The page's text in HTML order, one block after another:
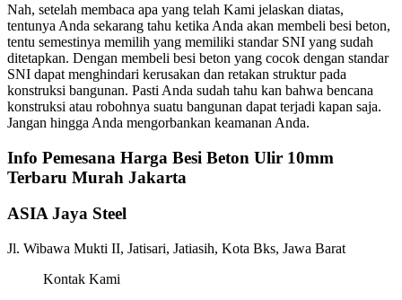
Nah, setelah membaca apa yang telah Kami jelaskan diatas,
tentunya Anda sekarang tahu ketika Anda akan membeli besi beton,
tentu semestinya memilih yang memiliki standar SNI yang sudah
ditetapkan. Dengan membeli besi beton yang cocok dengan standar
SNI dapat menghindari kerusakan dan retakan struktur pada
konstruksi bangunan. Pasti Anda sudah tahu kan bahwa bencana
konstruksi atau robohnya suatu bangunan dapat terjadi kapan saja.
Jangan hingga Anda mengorbankan keamanan Anda.
Info Pemesana Harga Besi Beton Ulir 10mm
Terbaru Murah Jakarta
ASIA Jaya Steel
Jl. Wibawa Mukti II, Jatisari, Jatiasih, Kota Bks, Jawa Barat
Kontak Kami